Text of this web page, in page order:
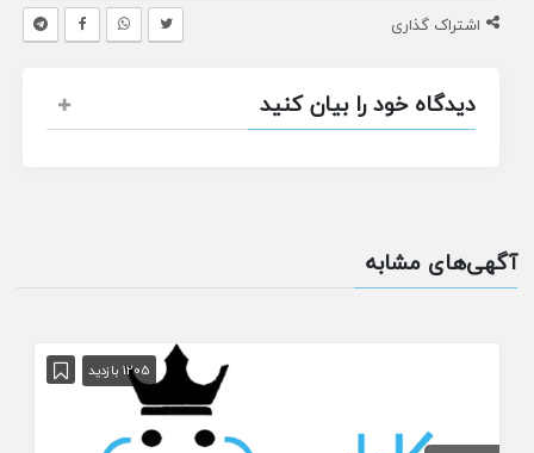
اشتراک گذاری
دیدگاه خود را بیان کنید
آگهی‌های مشابه
1205 بازدید